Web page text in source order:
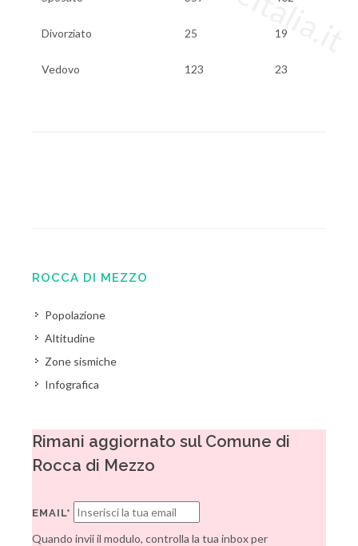
Divorziato 25 19
Vedovo 123 23
ROCCA DI MEZZO
Popolazione
Altitudine
Zone sismiche
Infografica
Rimani aggiornato sul Comune di
Rocca di Mezzo
EMAIL*
Quando invii il modulo, controlla la tua inbox per